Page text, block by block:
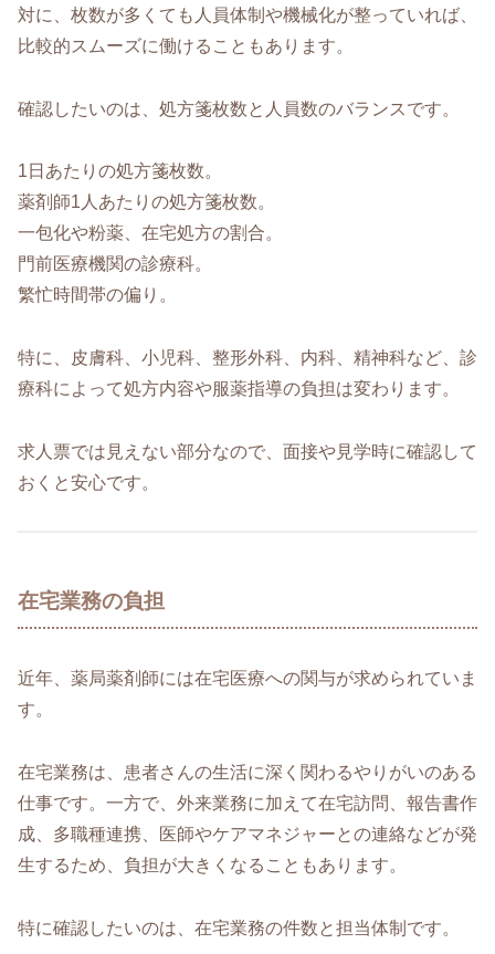
対に、枚数が多くても人員体制や機械化が整っていれば、
比較的スムーズに働けることもあります。
確認したいのは、処方箋枚数と人員数のバランスです。
1日あたりの処方箋枚数。
薬剤師1人あたりの処方箋枚数。
一包化や粉薬、在宅処方の割合。
門前医療機関の診療科。
繁忙時間帯の偏り。
特に、皮膚科、小児科、整形外科、内科、精神科など、診
療科によって処方内容や服薬指導の負担は変わります。
求人票では見えない部分なので、面接や見学時に確認して
おくと安心です。
在宅業務の負担
近年、薬局薬剤師には在宅医療への関与が求められていま
す。
在宅業務は、患者さんの生活に深く関わるやりがいのある
仕事です。一方で、外来業務に加えて在宅訪問、報告書作
成、多職種連携、医師やケアマネジャーとの連絡などが発
生するため、負担が大きくなることもあります。
特に確認したいのは、在宅業務の件数と担当体制です。